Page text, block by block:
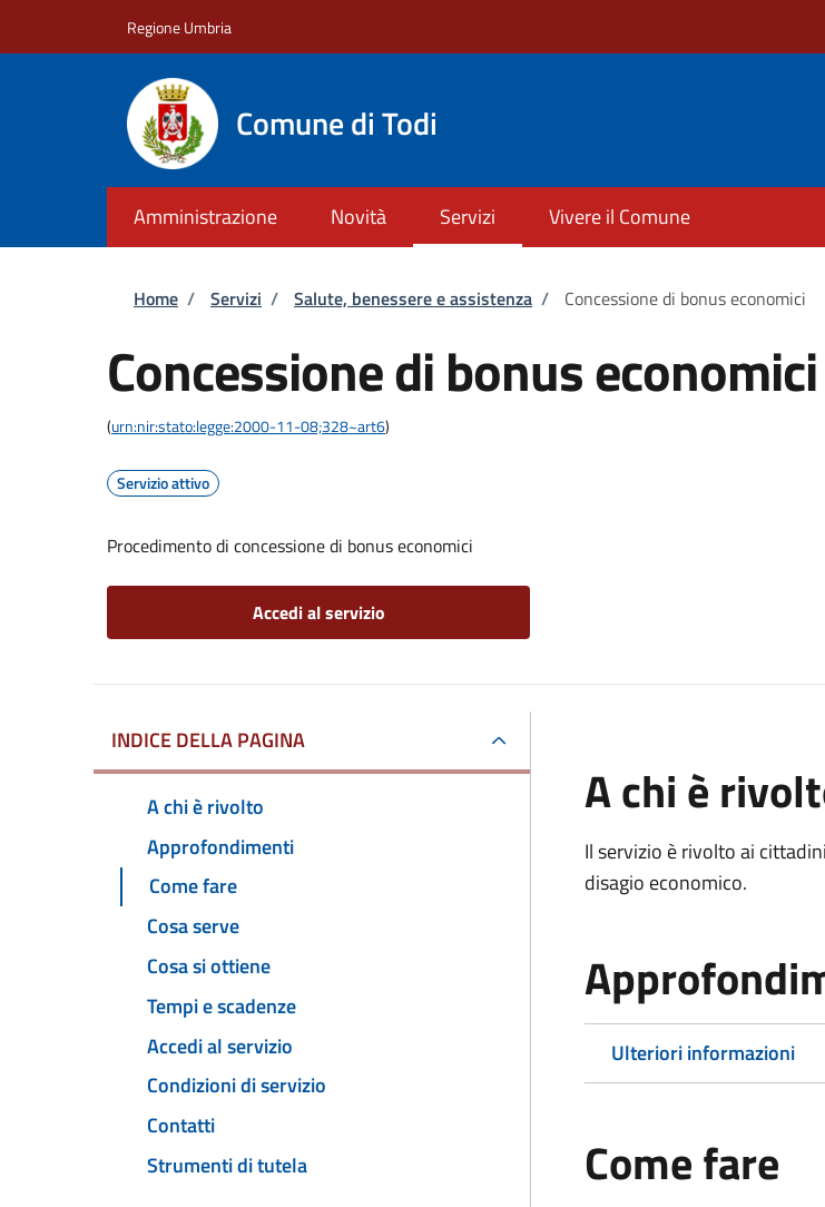
Regione Umbria
Comune di Todi
Amministrazione Novità Servizi Vivere il Comune
Briciole di pane
Home / Servizi / Salute, benessere e assistenza / Concessione di bonus economici
Concessione di bonus economici
(urn:nir:stato:legge:2000-11-08;328~art6)
Servizio attivo
Procedimento di concessione di bonus economici
Accedi al servizio
INDICE DELLA PAGINA
A chi è rivolto
Approfondimenti
Come fare
Cosa serve
Cosa si ottiene
Tempi e scadenze
Accedi al servizio
Condizioni di servizio
Contatti
Strumenti di tutela
A chi è
Il servizio è rivolto ai
disagio economico.
Ulteriori informazioni
Come fare